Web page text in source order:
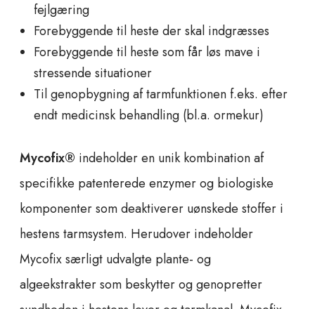
fejlgæring
Forebyggende til heste der skal indgræsses
Forebyggende til heste som får løs mave i
stressende situationer
Til genopbygning af tarmfunktionen f.eks. efter
endt medicinsk behandling (bl.a. ormekur)
Mycofix® indeholder en unik kombination af
specifikke patenterede enzymer og biologiske
komponenter som deaktiverer uønskede stoffer i
hestens tarmsystem. Herudover indeholder
Mycofix særligt udvalgte plante- og
algeekstrakter som beskytter og genopretter